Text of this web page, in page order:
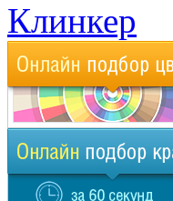
Клинкер